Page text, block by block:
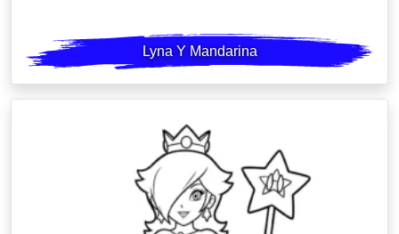
Lyna Y Mandarina